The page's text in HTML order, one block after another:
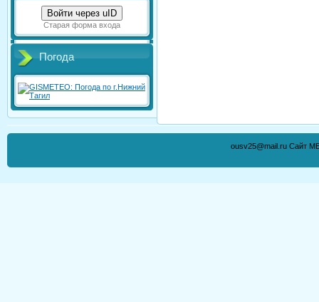
Войти через uID
Старая форма входа
Погода
ousv25@mail.ru Сайт